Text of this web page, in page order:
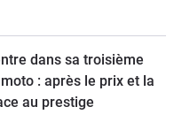
dans sa troisième
: après le prix et la
au prestige